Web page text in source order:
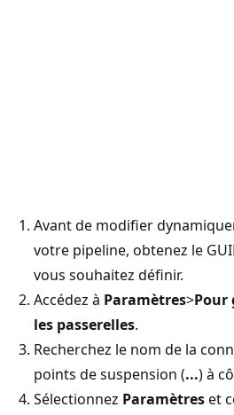
Avant de modifier
votre pipeline, obtenez le
vous souhaitez définir.
Accédez à Paramètres>Pour
les passerelles.
Recherchez le nom de la
points de suspension (...) à
Sélectionnez Paramètreset